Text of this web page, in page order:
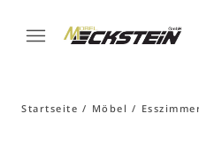
Startseite Möbel